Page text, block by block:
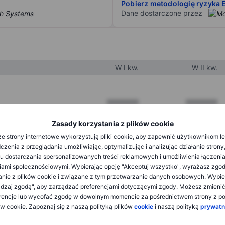
Zasady korzystania z plików cookie
strony internetowe wykorzystują pliki cookie, aby zapewnić użytkownikom
z przeglądania umożliwiając, optymalizując i analizując działanie
dostarczania spersonalizowanych treści reklamowych i umożliwienia
społecznościowymi. Wybierając opcję "Akceptuj wszystko", wyrażasz
z plików cookie i związane z tym przetwarzanie danych osobowych.
zgodą", aby zarządzać preferencjami dotyczącymi zgody. Możesz
lub wycofać zgodę w dowolnym momencie za pośrednictwem strony z
cookie. Zapoznaj się z naszą polityką plików cookie i naszą polityką
Pobierz metodologię ryzyka
Dane dostarczone przez
W I kw. W II kw.
XXXXXXX XXXXXXX
XXXXXXX
XXXXXXX XXXXXXX
XXXXXXX XXXXXXX
XXXXXXX